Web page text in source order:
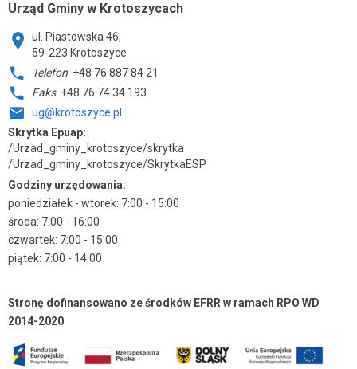
Urząd Gminy w Krotoszycach
ul. Piastowska 46,
59-223 Krotoszyce
Telefon: +48 76 887 84 21
Faks: +48 76 74 34 193
ug@krotoszyce.pl
Skrytka Epuap:
/Urzad_gminy_krotoszyce/skrytka
/Urzad_gminy_krotoszyce/SkrytkaESP
Godziny urzędowania:
poniedziałek - wtorek: 7:00 - 15:00
środa: 7:00 - 16:00
czwartek: 7:00 - 15:00
piątek: 7:00 - 14:00
Stronę dofinansowano ze środków EFRR w ramach RPO WD
2014-2020